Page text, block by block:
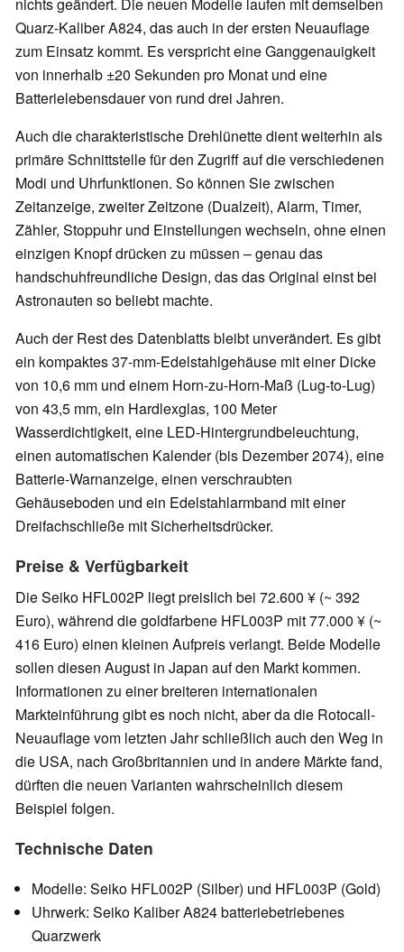
Quarz-Kaliber A824, das auch in der ersten Neuauflage
zum Einsatz kommt. Es verspricht eine Ganggenauigkeit
von innerhalb ±20 Sekunden pro Monat und eine
Batterielebensdauer von rund drei Jahren.
Auch die charakteristische Drehlünette dient weiterhin als
primäre Schnittstelle für den Zugriff auf die verschiedenen
Modi und Uhrfunktionen. So können Sie zwischen
Zeitanzeige, zweiter Zeitzone (Dualzeit), Alarm, Timer,
Zähler, Stoppuhr und Einstellungen wechseln, ohne einen
einzigen Knopf drücken zu müssen – genau das
handschuhfreundliche Design, das das Original einst bei
Astronauten so beliebt machte.
Auch der Rest des Datenblatts bleibt unverändert. Es gibt
ein kompaktes 37-mm-Edelstahlgehäuse mit einer Dicke
von 10,6 mm und einem Horn-zu-Horn-Maß (Lug-to-Lug)
von 43,5 mm, ein Hardlexglas, 100 Meter
Wasserdichtigkeit, eine LED-Hintergrundbeleuchtung,
einen automatischen Kalender (bis Dezember 2074), eine
Batterie-Warnanzeige, einen verschraubten
Gehäuseboden und ein Edelstahlarmband mit einer
Dreifachschließe mit Sicherheitsdrücker.
Preise & Verfügbarkeit
Die Seiko HFL002P liegt preislich bei 72.600 ¥ (~ 392
Euro), während die goldfarbene HFL003P mit 77.000 ¥ (~
416 Euro) einen kleinen Aufpreis verlangt. Beide Modelle
sollen diesen August in Japan auf den Markt kommen.
Informationen zu einer breiteren internationalen
Markteinführung gibt es noch nicht, aber da die Rotocall-
Neuauflage vom letzten Jahr schließlich auch den Weg in
die USA, nach Großbritannien und in andere Märkte fand,
dürften die neuen Varianten wahrscheinlich diesem
Beispiel folgen.
Technische Daten
Modelle: Seiko HFL002P (Silber) und HFL003P (Gold)
Uhrwerk: Seiko Kaliber A824 batteriebetriebenes
Quarzwerk